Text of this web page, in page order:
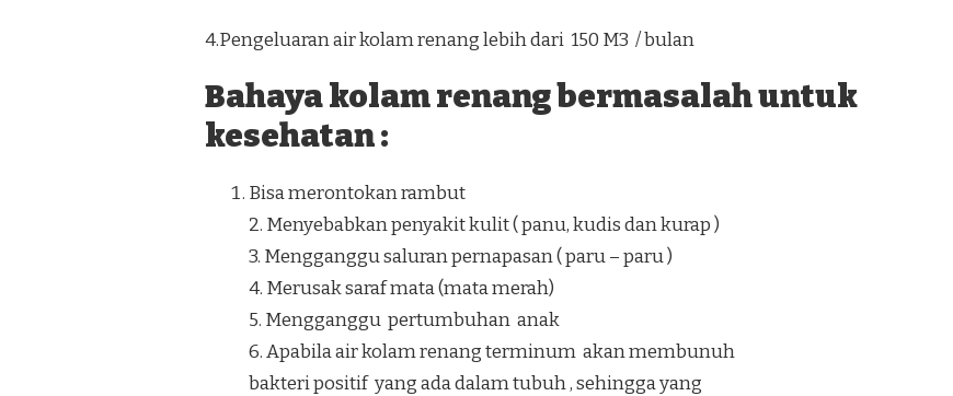
4.Pengeluaran air kolam renang lebih dari 150 M3 / bulan
Bahaya kolam renang bermasalah untuk
kesehatan :
Bisa merontokan rambut
2. Menyebabkan penyakit kulit ( panu, kudis dan kurap )
3. Mengganggu saluran pernapasan ( paru – paru )
4. Merusak saraf mata (mata merah)
5. Mengganggu pertumbuhan anak
6. Apabila air kolam renang terminum akan membunuh
bakteri positif yang ada dalam tubuh , sehingga yang